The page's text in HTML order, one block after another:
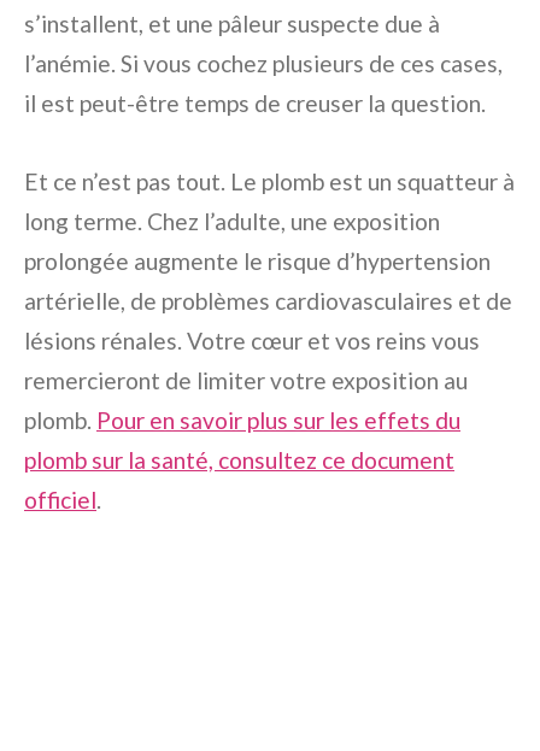
s’installent, et une pâleur suspecte due à
l’anémie. Si vous cochez plusieurs de ces cases,
il est peut-être temps de creuser la question.
Et ce n’est pas tout. Le plomb est un squatteur à
long terme. Chez l’adulte, une exposition
prolongée augmente le risque d’hypertension
artérielle, de problèmes cardiovasculaires et de
lésions rénales. Votre cœur et vos reins vous
remercieront de limiter votre exposition au
plomb. Pour en savoir plus sur les effets du
plomb sur la santé, consultez ce document
officiel.